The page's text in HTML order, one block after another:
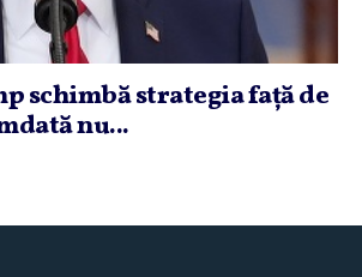
schimbă strategia faţă de
nu...